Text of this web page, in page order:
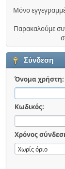
Μόνο
Παρακαλούμε
Σύνδεση
Όνομα χρήστη:
Κωδικός:
Χρόνος